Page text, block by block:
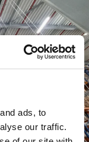
ads, to
our traffic.